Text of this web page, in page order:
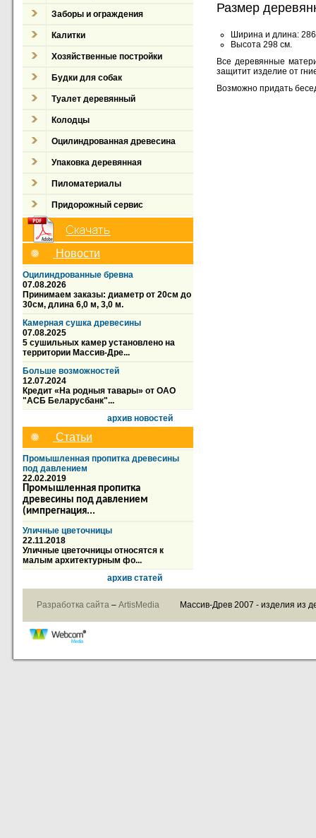
Заборы и ограждения
Калитки
Хозяйственные постройки
Будки для собак
Туалет деревянный
Колодцы
Оцилиндрованная древесина
Упаковка деревянная
Пиломатериалы
Придорожный сервис
Новости
Оцилиндрованные бревна
07.08.2026
Принимаем заказы: диаметр от 20см до
30см, длина 6,0 м, 3,0 м.
Камерная сушка древесины
07.08.2025
5 сушильных камер установлено на
территории Массив-Дре...
Больше возможностей
12.07.2024
Кредит «На родныя тавары» от ОАО
"АСБ Беларусбанк"...
архив новостей
Статьи
Промышленная пропитка древесины
под давлением
22.02.2019
Промышленная пропитка
древесины под давлением
(импрегнация...
Уличные цветочницы
22.11.2018
Уличные цветочницы относятся к
малым архитектурным фо...
архив статей
Размер
Ширина и длина:
Высота 298 см.
Все деревянные
защитит изделие от
Возможно придать
Разработка сайта – ArtisMedia Массив-Древ 2007 - изделия из